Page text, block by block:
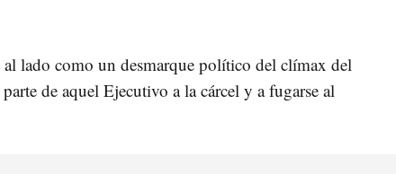
al lado como un desmarque político del clímax del
de aquel Ejecutivo a la cárcel y a fugarse al